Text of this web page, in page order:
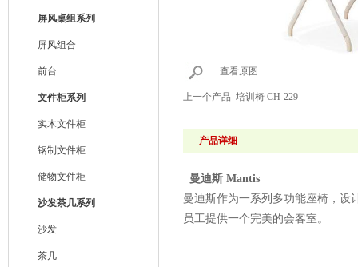
屏风桌组系列
屏风组合
前台
文件柜系列
实木文件柜
钢制文件柜
储物文件柜
沙发茶几系列
沙发
茶几
查看原图
上一个产品 培训椅 CH-229
产品详细
曼迪斯 Mantis
曼迪斯作为一系列多功能座椅，设
员工提供一个完美的会客室。